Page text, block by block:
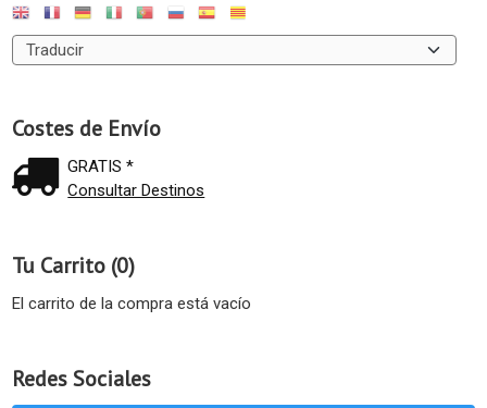
Costes de Envío
GRATIS *
Consultar Destinos
Tu Carrito (0)
El carrito de la compra está vacío
Redes Sociales